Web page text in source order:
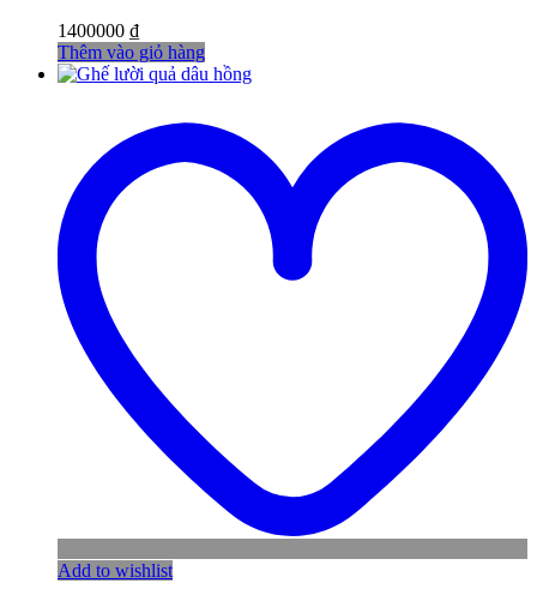
1400000 ₫
Thêm vào giỏ hàng
Add to wishlist